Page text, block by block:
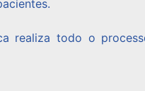
realiza todo o